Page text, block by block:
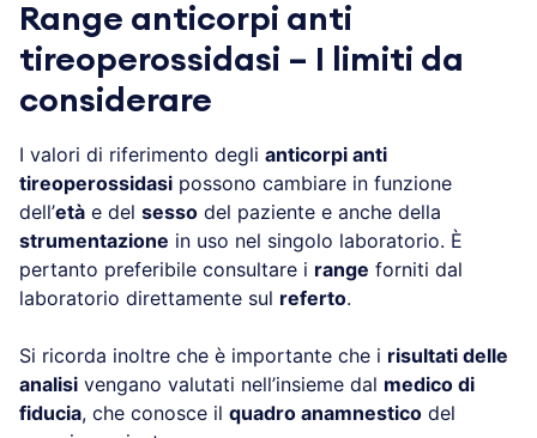
Range anticorpi anti
tireoperossidasi – I limiti da
considerare
I valori di riferimento degli anticorpi anti
tireoperossidasi possono cambiare in funzione
dell’età e del sesso del paziente e anche della
strumentazione in uso nel singolo laboratorio. È
pertanto preferibile consultare i range forniti dal
laboratorio direttamente sul referto.
Si ricorda inoltre che è importante che i risultati delle
analisi vengano valutati nell’insieme dal medico di
fiducia, che conosce il quadro anamnestico del